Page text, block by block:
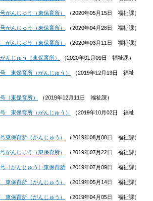
んじゅう（東保育所） （2020年05月15日 福祉課）
んじゅう（東保育所） （2020年04月28日 福祉課）
んじゅう（東保育所） （2020年03月11日 福祉課）
んじゅう（東保育所） （2020年01月09日 福祉課）
東保育所（がんじゅう） （2019年12月19日
福祉
（東保育所） （2019年12月11日 福祉課）
東保育所（がんじゅう） （2019年10月02日
福祉
保育所（がんじゅう） （2019年08月08日 福祉課）
んじゅう（東保育所） （2019年07月22日 福祉課）
（がんじゅう）東保育所 （2019年07月09日 福祉課）
保育所（がんじゅう） （2019年05月14日 福祉課）
保育所（がんじゅう） （2019年04月05日 福祉課）